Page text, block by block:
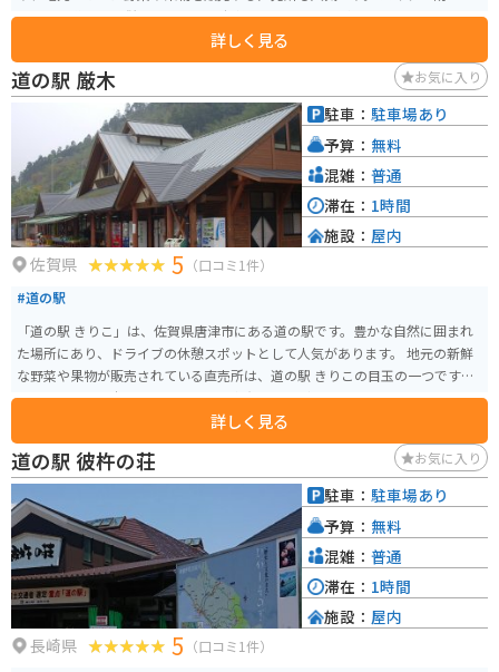
場合は、道の駅に併設されている駐車場に停めることができます。 周辺に
は、波静かな伊万里湾沿いを走る国道204号線が走り、ツーリングにも最適な
エリアです。 伊万里市は、古くから pottery の産地として知られており、伊
万里焼は全国的にも有名です。 道の駅 伊万里では、伊万里焼の展示や販売も
行っているので、お土産にいかがでしょうか。 【おすすめ】 * 道の駅 伊万里
で販売されている、新鮮な魚介を使った海鮮丼 * 伊万里湾を眺めながら走
る、国道204号線のツーリング
詳しく見る
道の駅 厳木 お気に入り
佐賀県 5 （口コミ1件）
#道の駅
「道の駅 きりこ」は、佐賀県唐津市にある道の駅です。豊かな自然に囲まれ
た場所にあり、ドライブの休憩スポットとして人気があります。 地元の新鮮
な野菜や果物が販売されている直売所は、道の駅 きりこの目玉の一つです。
とくに、きりこ米、ハウスみかん、富有タイなどの農産物は、お土産として
す。道の駅 きりこは、佐賀県の自然を感じながら、ゆったりと休憩できる場
所です。
詳しく見る
駐車： 駐車場あり
予算： 無料
混雑： 普通
滞在： 1時間
施設： 屋内
道の駅 彼杵の荘 お気に入り
長崎県 5 （口コミ1件）
駐車： 駐車場あり
予算： 無料
混雑： 普通
滞在： 1時間
施設： 屋内